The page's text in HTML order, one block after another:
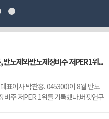
반도체와반도체장비주 저PER 1위...
표이사 박찬홍. 045300)이 8월 반도
비주 저PER 1위를 기록했다.버핏연구